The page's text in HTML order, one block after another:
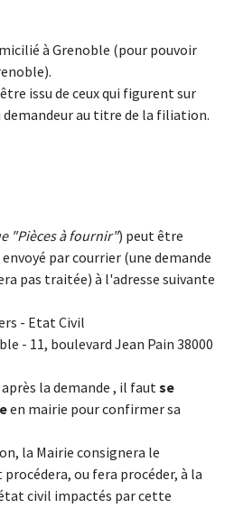
à Grenoble (pour pouvoir
issu de ceux qui figurent sur
demandeur au titre de la filiation.
"Pièces à fournir") peut être
par courrier (une demande
pas traitée) à l'adresse suivante
- Etat Civil
- 11, boulevard Jean Pain 38000
la demande , il fautse
en mairie pour confirmer sa
la Mairie consignera le
ou fera procéder, à la
civil impactés par cette